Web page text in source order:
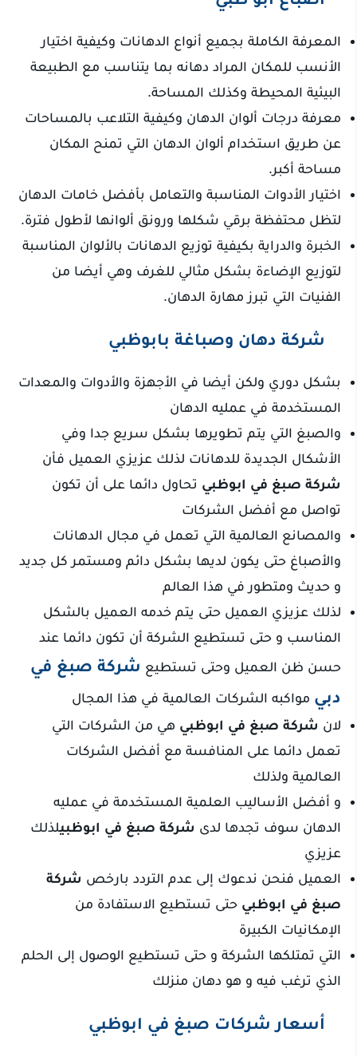
المعرفة الكاملة بجميع أنواع الدهانات وكيفية اختيار
الأنسب للمكان المراد دهانه بما يتناسب مع الطبيعة
البيئية المحيطة وكذلك المساحة.
معرفة درجات ألوان الدهان وكيفية التلاعب بالمساحات
عن طريق استخدام ألوان الدهان التي تمنح المكان
مساحة أكبر.
اختيار الأدوات المناسبة والتعامل بأفضل خامات الدهان
لتظل محتفظة برقي شكلها ورونق ألوانها لأطول فترة.
الخبرة والدراية بكيفية توزيع الدهانات بالألوان المناسبة
لتوزيع الإضاءة بشكل مثالي للغرف وهي أيضا من
الفنيات التي تبرز مهارة الدهان.
شركة دهان وصباغة بابوظبي
بشكل دوري ولكن أيضا في الأجهزة والأدوات والمعدات
المستخدمة في عمليه الدهان
والصبغ التي يتم تطويرها بشكل سريع جدا وفي
الأشكال الجديدة للدهانات لذلك عزيزي العميل فأن
شركة صبغ في ابوظبي تحاول دائما على أن تكون
تواصل مع أفضل الشركات
والمصانع العالمية التي تعمل في مجال الدهانات
والأصباغ حتى يكون لديها بشكل دائم ومستمر كل جديد
و حديث ومتطور في هذا العالم
لذلك عزيزي العميل حتى يتم خدمه العميل بالشكل
المناسب و حتى تستطيع الشركة أن تكون دائما عند
حسن ظن العميل وحتى تستطيع شركة صبغ في
دبي مواكبه الشركات العالمية في هذا المجال
لان شركة صبغ في ابوظبي هي من الشركات التي
تعمل دائما على المنافسة مع أفضل الشركات
العالمية ولذلك
و أفضل الأساليب العلمية المستخدمة في عمليه
الدهان سوف تجدها لدى شركة صبغ في ابوظبيلذلك
عزيزي
العميل فنحن ندعوك إلى عدم التردد بارخص شركة
صبغ في ابوظبي حتى تستطيع الاستفادة من
الإمكانيات الكبيرة
التي تمتلكها الشركة و حتى تستطيع الوصول إلى الحلم
الذي ترغب فيه و هو دهان منزلك
أسعار شركات صبغ في ابوظبي